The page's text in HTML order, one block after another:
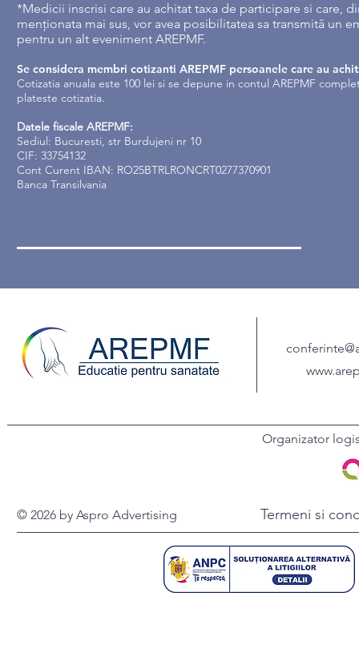
*Medicii inscrisi care au achitat taxa de participare si care,
menționata mai sus, vor avea posibilitatea sa transmită un
pentru un alt eveniment AREPMF.
Se considera membri cotizanti AREPMF persoanele care au
Cotizatia anuala este 100 lei si se depune in contul AREPMF
plateste cotizatia.
Datele fiscale AREPMF:
Sediul: Bucuresti, str Burdujeni nr 10
CIF: 33754132
Cont Curent IBAN: RO25BTRLRONCRT0277370901
Banca Transilvania
Organizator
© 2026 by Aspro Advertising Termeni si